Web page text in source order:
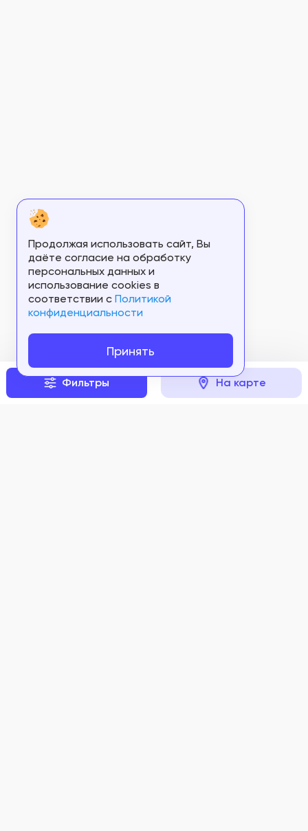
Фильтры На карте
Продолжая использовать сайт, Вы
даёте согласие на обработку
персональных данных и
использование cookies в
соответствии c Политикой
конфиденциальности
Принять